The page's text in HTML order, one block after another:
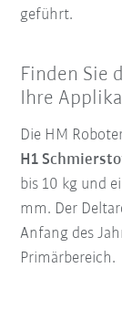
geführt.
Finden Sie
Ihre
Die HM
H1
bis 10 kg und
mm. Der
Anfang des
Primärbereich.